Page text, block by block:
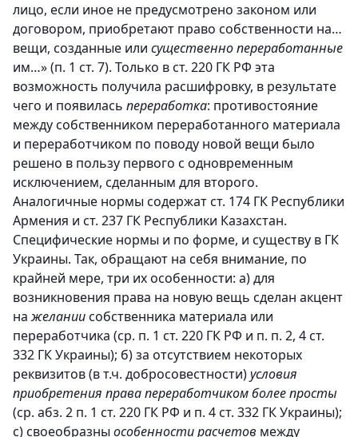
лицо, если иное не предусмотрено законом или
договором, приобретают право собственности на…
вещи, созданные или существенно переработанные
им…» (п. 1 ст. 7). Только в ст. 220 ГК РФ эта
возможность получила расшифровку, в результате
чего и появилась переработка: противостояние
между собственником переработанного материала
и переработчиком по поводу новой вещи было
решено в пользу первого с одновременным
исключением, сделанным для второго.
Аналогичные нормы содержат ст. 174 ГК Республики
Армения и ст. 237 ГК Республики Казахстан.
Специфические нормы и по форме, и существу в ГК
Украины. Так, обращают на себя внимание, по
крайней мере, три их особенности: a) для
возникновения права на новую вещь сделан акцент
нажеланиисобственника материала или
переработчика (ср. п. 1 ст. 220 ГК РФ и п. п. 2, 4 ст.
332 ГК Украины); б) за отсутствием некоторых
реквизитов (в т.ч. добросовестности)условия
приобретения права переработчиком более просты
(ср. абз. 2 п. 1 ст. 220 ГК РФ и п. 4 ст. 332 ГК Украины);
c) своеобразны особенности расчетов между